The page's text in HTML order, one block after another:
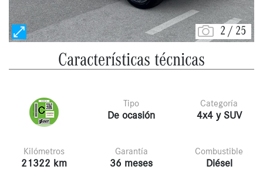
2 / 25
Características técnicas
Tipo
De ocasión
Categoría
4x4 y SUV
Kilómetros
21322 km
Garantía
36 meses
Combustible
Diésel